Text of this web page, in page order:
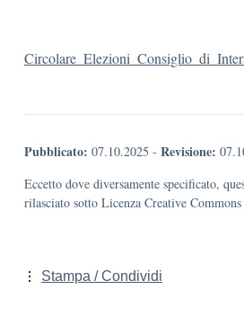
Pubblicato: 07.10.2025 - Revisione:
Eccetto dove diversamente specificato,
rilasciato sotto Licenza Creative
Stampa / Condividi